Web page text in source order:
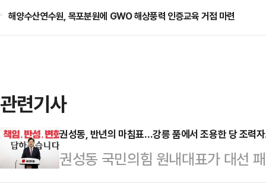
해양수산연수원, 목포분원에 GWO 해상풍력 인증교육 거점 마련
관련기사
권성동, 반년의 마침표…강릉 품에서 조용한 당 조력
권성동 국민의힘 원내대표가 대선
침표를 찍었다. 지난해 12월 12일 '